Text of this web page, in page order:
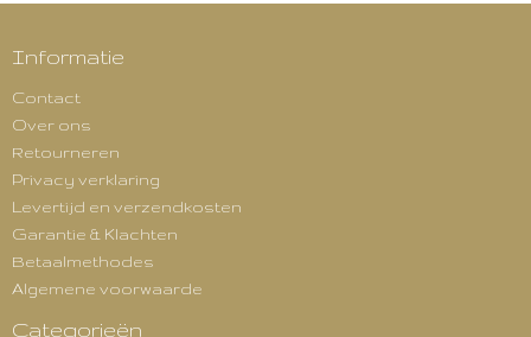
Informatie
Contact
Over ons
Retourneren
Privacy verklaring
Levertijd en verzendkosten
Garantie & Klachten
Betaalmethodes
Algemene voorwaarde
Categorieën